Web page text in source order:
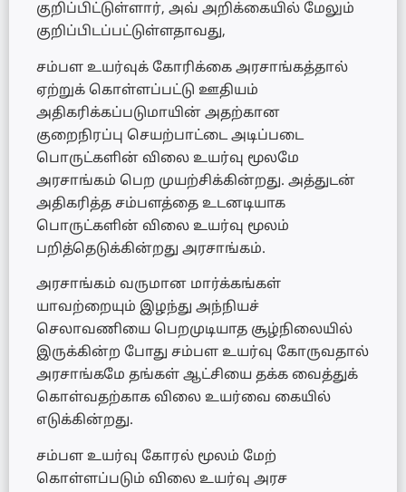
குறிப்பிட்டுள்ளார், அவ் அறிக்கையில் மேலும்
குறிப்பிடப்பட்டுள்ளதாவது,
சம்பள உயர்வுக் கோரிக்கை அரசாங்கத்தால்
ஏற்றுக் கொள்ளப்பட்டு ஊதியம்
அதிகரிக்கப்படுமாயின் அதற்கான
குறைநிரப்பு செயற்பாட்டை அடிப்படை
பொருட்களின் விலை உயர்வு மூலமே
அரசாங்கம் பெற முயற்சிக்கின்றது. அத்துடன்
அதிகரித்த சம்பளத்தை உடனடியாக
பொருட்களின் விலை உயர்வு மூலம்
பறித்தெடுக்கின்றது அரசாங்கம்.
அரசாங்கம் வருமான மார்க்கங்கள்
யாவற்றையும் இழந்து அந்நியச்
செலாவணியை பெறமுடியாத சூழ்நிலையில்
இருக்கின்ற போது சம்பள உயர்வு கோருவதால்
அரசாங்கமே தங்கள் ஆட்சியை தக்க வைத்துக்
கொள்வதற்காக விலை உயர்வை கையில்
எடுக்கின்றது.
சம்பள உயர்வு கோரல் மூலம் மேற்
கொள்ளப்படும் விலை உயர்வு அரச